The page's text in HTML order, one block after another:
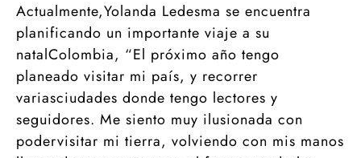
Actualmente,Yolanda Ledesma se encuentra
planificando un importante viaje a su
natalColombia, “El próximo año tengo
planeado visitar mi país, y recorrer
variasciudades donde tengo lectores y
seguidores. Me siento muy ilusionada con
podervisitar mi tierra, volviendo con mis manos